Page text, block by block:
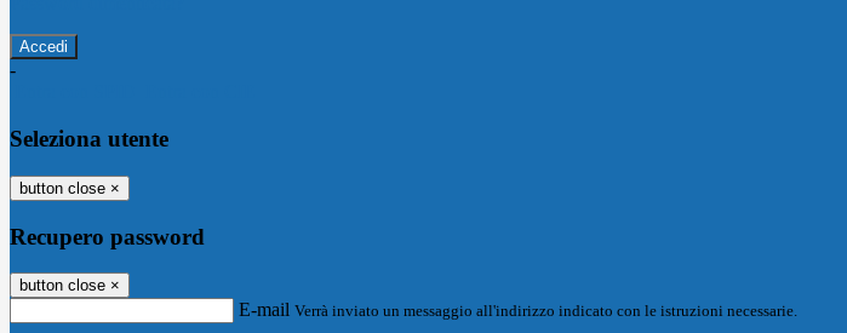
-
Seleziona utente
button close ×
Recupero password
button close ×
E-mail Verrà inviato un messaggio all'indirizzo indicato con le istruzioni necessarie.